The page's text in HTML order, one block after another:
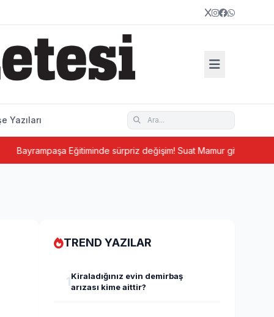
Yazıları
Eğitiminde sürpriz değişim! Suat Mamur gitti, Hüseyin Aydın
TREND YAZILAR
1Kiraladığınız evin demirbaş
arızası kime aittir?